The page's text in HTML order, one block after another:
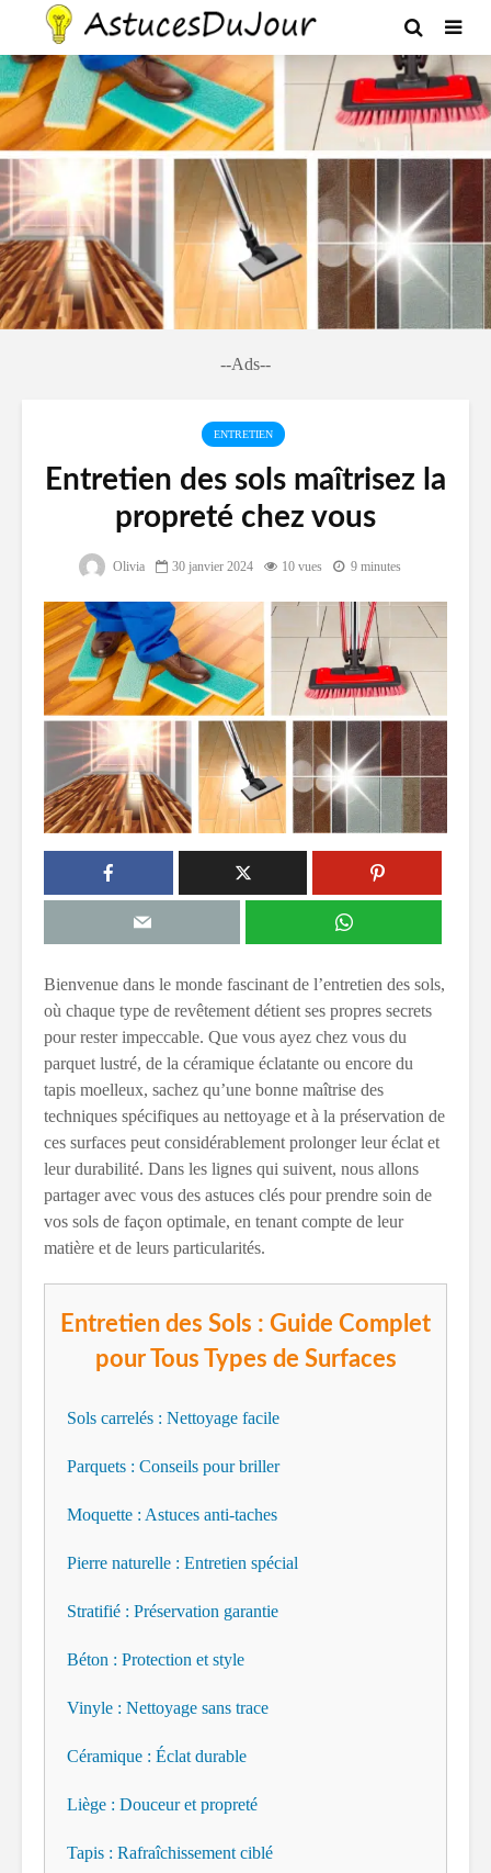
--Ads--
ENTRETIEN
Entretien des sols maîtrisez la
propreté chez vous
Olivia 30 janvier 2024 10 vues 9 minutes
Bienvenue dans le monde fascinant de l’entretien des sols,
où chaque type de revêtement détient ses propres secrets
pour rester impeccable. Que vous ayez chez vous du
parquet lustré, de la céramique éclatante ou encore du
tapis moelleux, sachez qu’une bonne maîtrise des
techniques spécifiques au nettoyage et à la préservation de
ces surfaces peut considérablement prolonger leur éclat et
leur durabilité. Dans les lignes qui suivent, nous allons
partager avec vous des astuces clés pour prendre soin de
vos sols de façon optimale, en tenant compte de leur
matière et de leurs particularités.
Entretien des Sols : Guide Complet
pour Tous Types de Surfaces
Sols carrelés : Nettoyage facile
Parquets : Conseils pour briller
Moquette : Astuces anti-taches
Pierre naturelle : Entretien spécial
Stratifié : Préservation garantie
Béton : Protection et style
Vinyle : Nettoyage sans trace
Céramique : Éclat durable
Liège : Douceur et propreté
Tapis : Rafraîchissement ciblé